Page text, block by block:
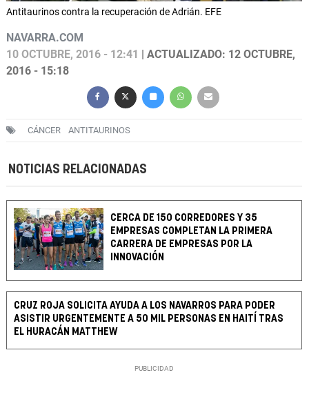
Antitaurinos contra la recuperación de Adrián. EFE
NAVARRA.COM
10 OCTUBRE, 2016 - 12:41
| ACTUALIZADO: 12 OCTUBRE,
2016 - 15:18
CÁNCER ANTITAURINOS
NOTICIAS RELACIONADAS
CERCA DE 150 CORREDORES Y 35
EMPRESAS COMPLETAN LA PRIMERA
CARRERA DE EMPRESAS POR LA
INNOVACIÓN
CRUZ ROJA SOLICITA AYUDA A LOS NAVARROS PARA PODER
ASISTIR URGENTEMENTE A 50 MIL PERSONAS EN HAITÍ TRAS
EL HURACÁN MATTHEW